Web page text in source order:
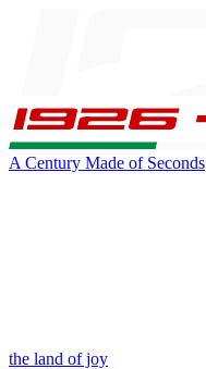
A Century Made of Seconds
the land of joy